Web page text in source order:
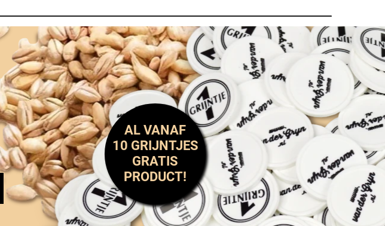
AL VANAF
10 GRIJNTJES
GRATIS
PRODUCT!